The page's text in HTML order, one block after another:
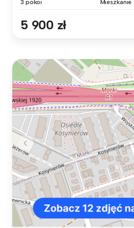
3 pokoi Mieszkanie
5 900 zł